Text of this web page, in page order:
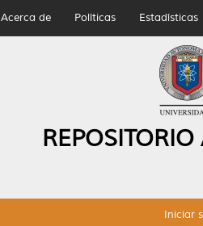
Acerca de Políticas Estadísticas
Iniciar